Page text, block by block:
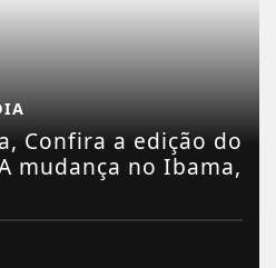
Confira a edição do
mudança no Ibama,